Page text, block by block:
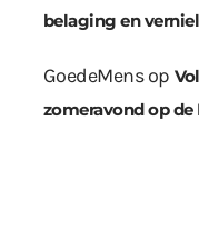
belaging en
GoedeMensop
zomeravond op